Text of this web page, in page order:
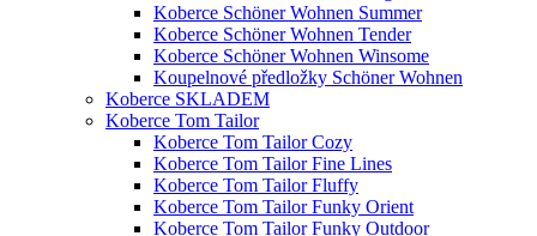
Koberce Schöner Wohnen Summer
Koberce Schöner Wohnen Tender
Koberce Schöner Wohnen Winsome
Koupelnové předložky Schöner Wohnen
Koberce SKLADEM
Koberce Tom Tailor
Koberce Tom Tailor Cozy
Koberce Tom Tailor Fine Lines
Koberce Tom Tailor Fluffy
Koberce Tom Tailor Funky Orient
Koberce Tom Tailor Funky Outdoor